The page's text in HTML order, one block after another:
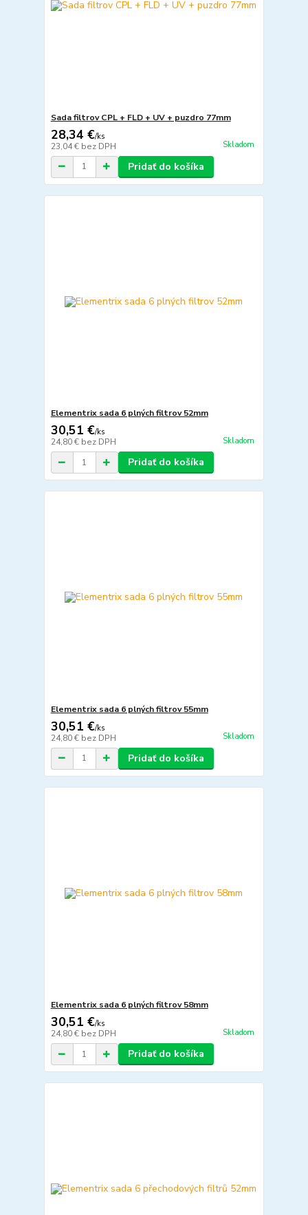
Sada filtrov CPL + FLD + UV + puzdro 77mm
28,34 €/ks
23,04 € bez DPH Skladom
Pridať do košíka
Elementrix sada 6 plných filtrov 52mm
30,51 €/ks
24,80 € bez DPH Skladom
Pridať do košíka
Elementrix sada 6 plných filtrov 55mm
30,51 €/ks
24,80 € bez DPH Skladom
Pridať do košíka
Elementrix sada 6 plných filtrov 58mm
30,51 €/ks
24,80 € bez DPH Skladom
Pridať do košíka